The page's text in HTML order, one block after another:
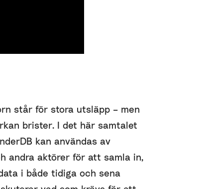
står för stora utsläpp – men
brister. I det här samtalet
kan användas av
andra aktörer för att samla in,
i både tidiga och sena